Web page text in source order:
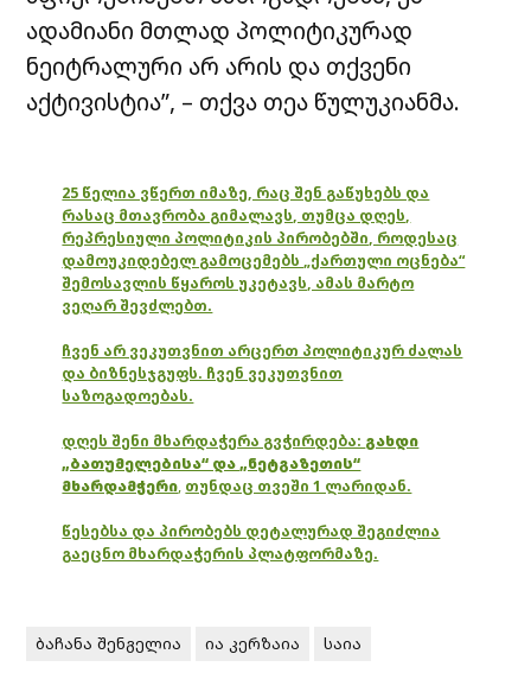
ადამიანი მთლად პოლიტიკურად
ნეიტრალური არ არის და თქვენი
აქტივისტია”, – თქვა თეა წულუკიანმა.
25 წელია ვწერთ იმაზე, რაც შენ გაწუხებს და
რასაც მთავრობა გიმალავს, თუმცა დღეს,
რეპრესიული პოლიტიკის პირობებში, როდესაც
დამოუკიდებელ გამოცემებს „ქართული ოცნება“
შემოსავლის წყაროს უკეტავს, ამას მარტო
ვეღარ შევძლებთ.
ჩვენ არ ვეკუთვნით არცერთ პოლიტიკურ ძალას
და ბიზნესჯგუფს. ჩვენ ვეკუთვნით
საზოგადოებას.
დღეს შენი მხარდაჭერა გვჭირდება: გახდი
„ბათუმელებისა“ და „ნეტგაზეთის“
მხარდამჭერი, თუნდაც თვეში 1 ლარიდან.
წესებსა და პირობებს დეტალურად შეგიძლია
გაეცნო მხარდაჭერის პლატფორმაზე.
ბაჩანა შენგელია ია კერზაია საია